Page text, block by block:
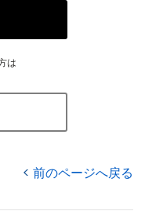
は
前のページへ戻る